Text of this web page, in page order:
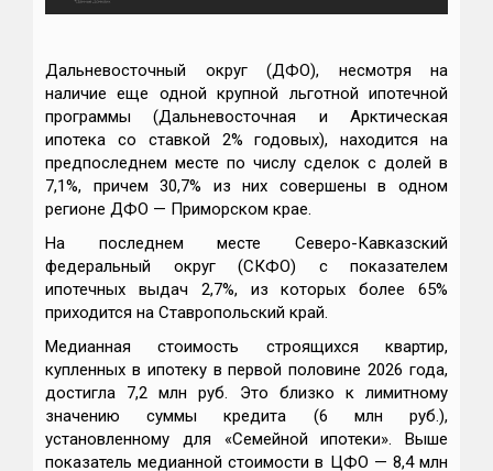
Дальневосточный округ (ДФО), несмотря на
наличие еще одной крупной льготной ипотечной
программы (Дальневосточная и Арктическая
ипотека со ставкой 2% годовых), находится на
предпоследнем месте по числу сделок с долей в
7,1%, причем 30,7% из них совершены в одном
регионе ДФО — Приморском крае.
На последнем месте Северо-Кавказский
федеральный округ (СКФО) с показателем
ипотечных выдач 2,7%, из которых более 65%
приходится на Ставропольский край.
Медианная стоимость строящихся квартир,
купленных в ипотеку в первой половине 2026 года,
достигла 7,2 млн руб. Это близко к лимитному
значению суммы кредита (6 млн руб.),
установленному для «Семейной ипотеки». Выше
показатель медианной стоимости в ЦФО — 8,4 млн